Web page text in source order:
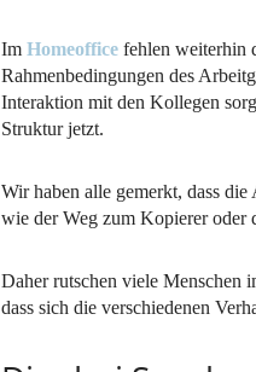
Im Homeoffice fehlen weiterhin
Rahmenbedingungen des
Interaktion mit den Kollegen
Struktur jetzt.
Wir haben alle gemerkt, dass
wie der Weg zum Kopierer oder
Daher rutschen viele Menschen
dass sich die verschiedenen